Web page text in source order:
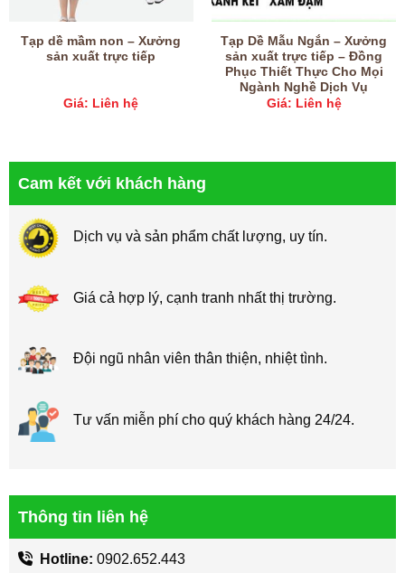
Cam kết với khách hàng
Dịch vụ và sản phẩm chất lượng, uy tín.
Giá cả hợp lý, cạnh tranh nhất thị trường.
Đội ngũ nhân viên thân thiện, nhiệt tình.
Tư vấn miễn phí cho quý khách hàng 24/24.
Thông tin liên hệ
Hotline: 0902.652.443
Tạp dề mầm non – Xưởng
sản xuất trực tiếp
Giá: Liên hệ
Tạp Dề Mẫu Ngắn – Xưởng
sản xuất trực tiếp – Đồng
Phục Thiết Thực Cho Mọi
Ngành Nghề Dịch Vụ
Giá: Liên hệ